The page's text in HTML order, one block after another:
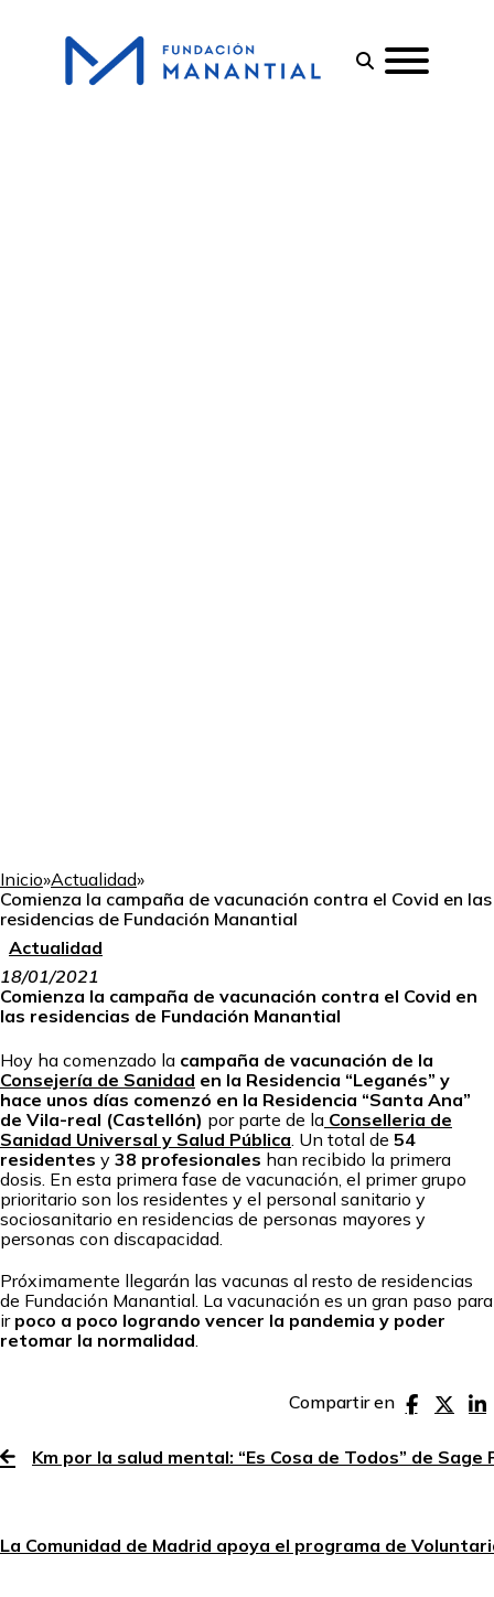
Inicio»Actualidad»
Comienza la campaña de vacunación contra el Covid en las
residencias de Fundación Manantial
Actualidad
18/01/2021
Comienza la campaña de vacunación contra el Covid en
las residencias de Fundación Manantial
Hoy ha comenzado la campaña de vacunación de la
Consejería de Sanidad en la Residencia “Leganés” y
hace unos días comenzó en la Residencia “Santa Ana”
de Vila-real (Castellón) por parte de la Conselleria de
Sanidad Universal y Salud Pública. Un total de 54
residentes y 38 profesionales han recibido la primera
dosis. En esta primera fase de vacunación, el primer grupo
prioritario son los residentes y el personal sanitario y
sociosanitario en residencias de personas mayores y
personas con discapacidad.
Próximamente llegarán las vacunas al resto de residencias
de Fundación Manantial. La vacunación es un gran paso para
ir poco a poco logrando vencer la pandemia y poder
retomar la normalidad
Compartir en
Km por la salud mental: “Es Cosa de Todos” de Sage
La Comunidad de Madrid apoya el programa de